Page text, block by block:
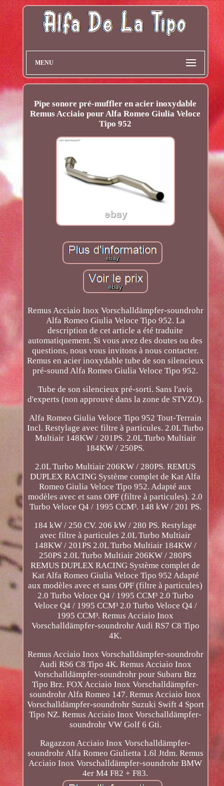
MENU
Pipe sonore pré-muffler en acier inoxydable
Remus Acciaio pour Alfa Romeo Giulia Veloce
Tipo 952
Remus Acciaio Inox Vorschalldämpfer-soundrohr
Alfa Romeo Giulia Veloce Tipo 952. La
description de cet article a été traduite
automatiquement. Si vous avez des doutes ou des
questions, nous vous invitons à nous contacter.
Remus en acier inoxydable tube de son silencieux
pré-sound Alfa Romeo Giulia Veloce Tipo 952.
Tube de son silencieux pré-sorti. Sans l'avis
d'experts (non approuvé dans la zone de STVZO).
Alfa Romeo Giulia Veloce Tipo 952 Tout-Terrain
Incl. Restylage avec filtre à particules. 2.0L Turbo
Multiair 148KW / 201PS. 2.0L Turbo Multiair
184KW / 250PS.
2.0L Turbo Multiair 206KW / 280PS. REMUS
DUPLEX RACING Système complet de Kat Alfa
Romeo Giulia Veloce Tipo 952. Adapté aux
modèles avec et sans OPF (filtre à particules). 2.0
Turbo Veloce Q4 / 1995 CCM³. 148 kW / 201 PS.
184 kW / 250 CV. 206 kW / 280 PS. Restylage
avec filtre à particules 2.0L Turbo Multiair
148KW / 201PS 2.0L Turbo Multiair 184KW /
250PS 2.0L Turbo Multiair 206KW / 280PS
REMUS DUPLEX RACING Système complet de
Kat Alfa Romeo Giulia Veloce Tipo 952 Adapté
aux modèles avec et sans OPF (filtre à particules)
2.0 Turbo Veloce Q4 / 1995 CCM³ 2.0 Turbo
Veloce Q4 / 1995 CCM³ 2.0 Turbo Veloce Q4 /
1995 CCM³. Remus Acciaio Inox
Vorschalldämpfer-soundrohr Audi RS7 C8 Tipo
4K.
Remus Acciaio Inox Vorschalldämpfer-soundrohr
Audi RS6 C8 Tipo 4K. Remus Acciaio Inox
Vorschalldämpfer-soundrohr pour Subaru Brz
Tipo Brz. FOX Acciaio Inox Vorschalldämpfer-
soundrohr Alfa Romeo 147. Remus Acciaio Inox
Vorschalldämpfer-soundrohr Suzuki Swift 4 Sport
Tipo NZ. Remus Acciaio Inox Vorschalldämpfer-
soundrohr VW Golf 6 Gti.
Ragazzon Acciaio Inox Vorschalldämpfer-
soundrohr Alfa Romeo Giulietta 1.6l Jtdm. Remus
Acciaio Inox Vorschalldämpfer-soundrohr BMW
4er M4 F82 + F83.